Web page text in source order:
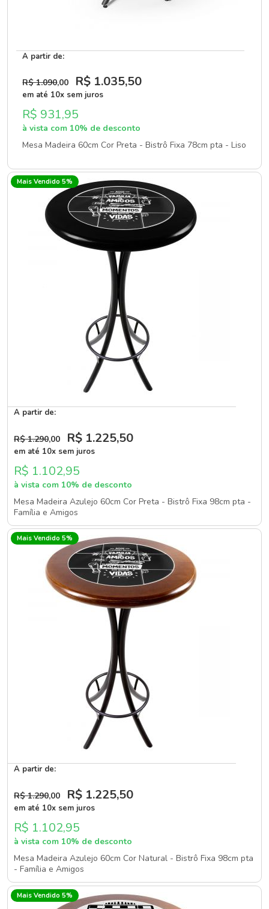
A partir de:
R$ 1.090,00 R$ 1.035,50
em até 10x sem juros
R$ 931,95
à vista com 10% de desconto
Mesa Madeira 60cm Cor Preta - Bistrô Fixa 78cm pta - Liso
Mais Vendido 5%
A partir de:
R$ 1.290,00 R$ 1.225,50
em até 10x sem juros
R$ 1.102,95
à vista com 10% de desconto
Mesa Madeira Azulejo 60cm Cor Preta - Bistrô Fixa 98cm pta -
Família e Amigos
Mais Vendido 5%
A partir de:
R$ 1.290,00 R$ 1.225,50
em até 10x sem juros
R$ 1.102,95
à vista com 10% de desconto
Mesa Madeira Azulejo 60cm Cor Natural - Bistrô Fixa 98cm pta
- Família e Amigos
Mais Vendido 5%